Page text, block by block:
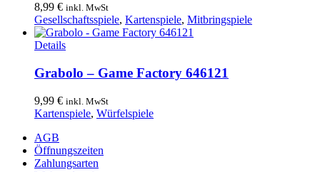
8,99 € inkl. MwSt
Gesellschaftsspiele, Kartenspiele, Mitbringspiele
Details
Grabolo – Game Factory 646121
9,99 € inkl. MwSt
Kartenspiele, Würfelspiele
AGB
Öffnungszeiten
Zahlungsarten